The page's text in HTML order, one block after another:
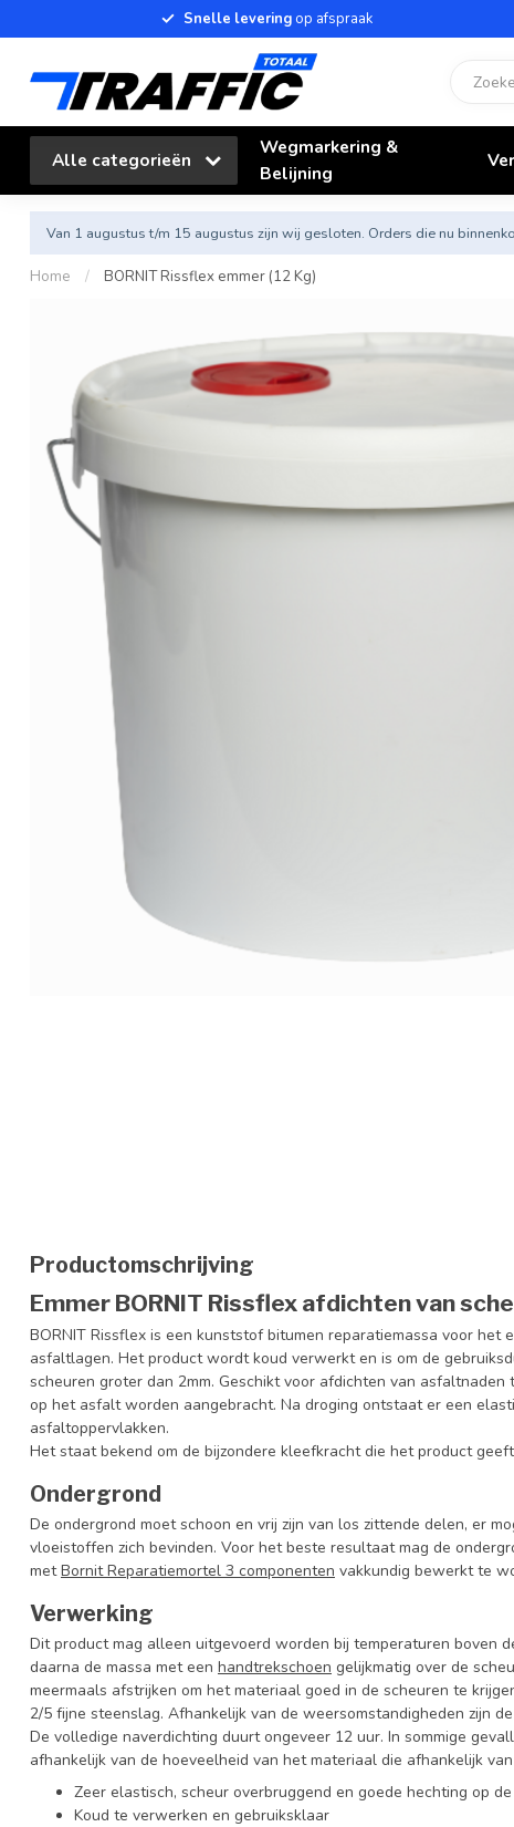
Snelle leveringop afspraak
Alle categorieën
Wegmarkering &
Belijning
Van 1 augustus t/m 15 augustus zijn wij gesloten. Orders die nu
Home / BORNIT Rissflex emmer (12 Kg)
Productomschrijving
Emmer BORNIT Rissflex afdichten van
BORNIT Rissflex is een kunststof bitumen reparatiemassa voor het
asfaltlagen. Het product wordt koud verwerkt en is om de
scheuren groter dan 2mm. Geschikt voor afdichten van
op het asfalt worden aangebracht. Na droging ontstaat er een
asfaltoppervlakken.
Het staat bekend om de bijzondere kleefkracht die het product
Ondergrond
De ondergrond moet schoon en vrij zijn van los zittende delen, er
vloeistoffen zich bevinden. Voor het beste resultaat mag de
metBornitReparatiemortel 3 componenten vakkundig bewerkt te
Verwerking
Dit product mag alleen uitgevoerd worden bij temperaturen boven
daarna de massa met een handtrekschoen gelijkmatig over de
meermaals afstrijken om het materiaal goed in de scheuren te
2/5 fijne steenslag. Afhankelijk van de weersomstandigheden zijn
De volledige naverdichting duurt ongeveer 12 uur. In sommige
afhankelijk van de hoeveelheid van het materiaal die afhankelijk
Zeer elastisch, scheur overbruggend en goede hechting op
Koud te verwerken en gebruiksklaar